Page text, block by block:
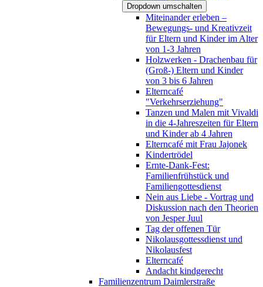
Dropdown umschalten
Miteinander erleben –
Bewegungs- und Kreativzeit
für Eltern und Kinder im Alter
von 1-3 Jahren
Holzwerken - Drachenbau für
(Groß-) Eltern und Kinder
von 3 bis 6 Jahren
Elterncafé
"Verkehrserziehung"
Tanzen und Malen mit Vivaldi
in die 4-Jahreszeiten für Eltern
und Kinder ab 4 Jahren
Elterncafé mit Frau Jajonek
Kindertrödel
Ernte-Dank-Fest:
Familienfrühstück und
Familiengottesdienst
Nein aus Liebe - Vortrag und
Diskussion nach den Theorien
von Jesper Juul
Tag der offenen Tür
Nikolausgottessdienst und
Nikolausfest
Elterncafé
Andacht kindgerecht
Familienzentrum Daimlerstraße